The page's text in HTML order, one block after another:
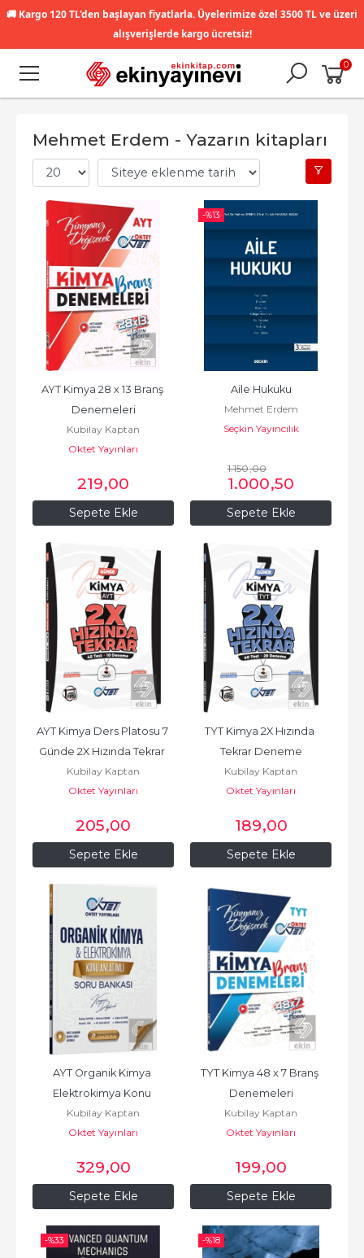
🚚 Kargo 120 TL'den başlayan fiyatlarla. Üyelerimize özel 3500 TL ve üzeri
alışverişlerde kargo ücretsiz!
0
Mehmet Erdem - Yazarın kitapları
Sepete Ekle
AYT Kimya 28 x 13 Branş
Denemeleri
Kubilay Kaptan
Oktet Yayınları
219,00
-%13
Sepete Ekle
Aile Hukuku
Mehmet Erdem
Seçkin Yayıncılık
1.150,00
1.000,50
Sepete Ekle
AYT Kimya Ders Platosu 7
Günde 2X Hızında Tekrar
Deneme
Kubilay Kaptan
Oktet Yayınları
205,00
Sepete Ekle
TYT Kimya 2X Hızında
Tekrar Deneme
Kubilay Kaptan
Oktet Yayınları
189,00
Sepete Ekle
AYT Organik Kimya
Elektrokimya Konu
Anlatımlı Soru Bankası
Kubilay Kaptan
Oktet Yayınları
329,00
Sepete Ekle
TYT Kimya 48 x 7 Branş
Denemeleri
Kubilay Kaptan
Oktet Yayınları
199,00
-%33 -%18